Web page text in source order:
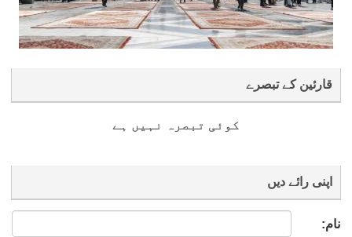
قارئین کے تبصرے
کوئی تبصرہ نہیں ہے
اپنی رائے دیں
نام: